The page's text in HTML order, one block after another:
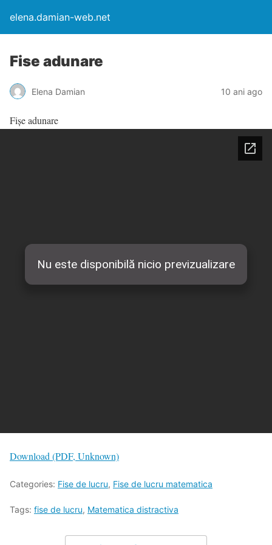
elena.damian-web.net
Fise adunare
Elena Damian 10 ani ago
Fișe adunare
Download (PDF, Unknown)
Categories: Fise de lucru, Fise de lucru matematica
Tags: fise de lucru, Matematica distractiva